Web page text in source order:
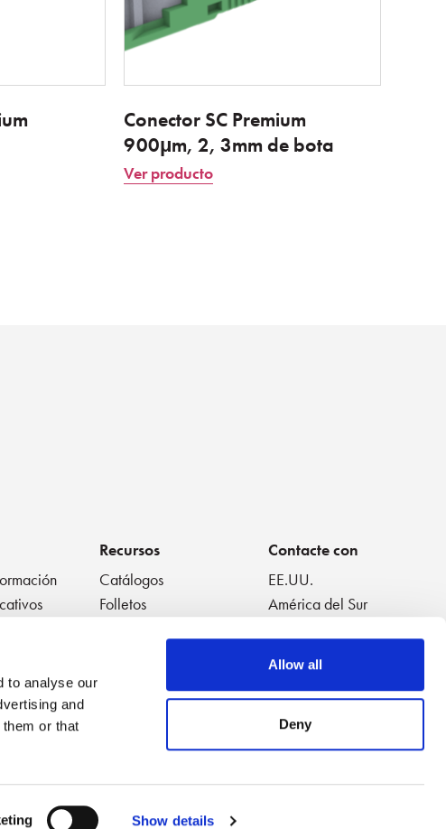
to analyse our
and
or that
Show details
Allow all
Deny
Conector SC Premium
900μm, 2, 3mm de bota
Ver producto
línea
Recursos
Catálogos
Folletos
Notas de aplicación
Contacte con
EE.UU.
América del Sur
China
Tailandia
Australia
Accesibilidad